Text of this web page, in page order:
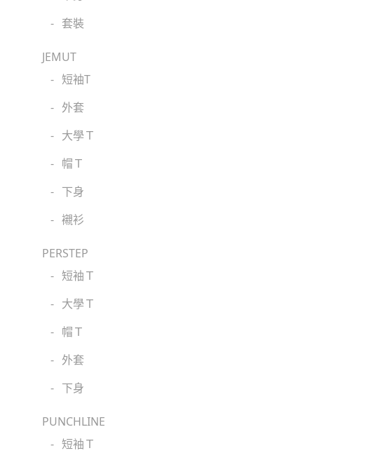
- 套裝
JEMUT
- 短袖T
- 外套
- 大學Ｔ
- 帽Ｔ
- 下身
- 襯衫
PERSTEP
- 短袖Ｔ
- 大學Ｔ
- 帽Ｔ
- 外套
- 下身
PUNCHLINE
- 短袖Ｔ